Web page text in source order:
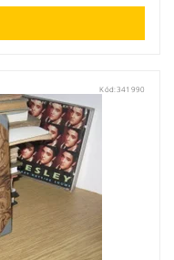
Kód:341990